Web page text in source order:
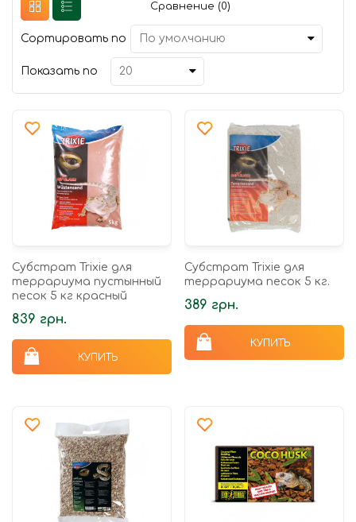
Сравнение (0)
Сортировать по
Показать по
Субстрат Trixie для
террариума пустынный
песок 5 кг красный
839 грн.
КУПИТЬ
Субстрат Trixie для
террариума песок 5 кг.
389 грн.
КУПИТЬ